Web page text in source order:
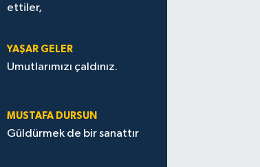
ettiler,
YAŞAR GELER
Umutlarımızı çaldınız.
MUSTAFA DURSUN
Güldürmek de bir sanattır